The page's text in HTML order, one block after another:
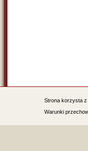
Strona korzysta z
Warunki